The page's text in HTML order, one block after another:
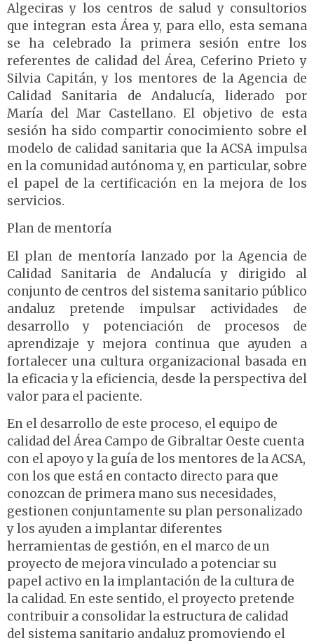
Algeciras y los centros de salud y consultorios
que integran esta Área y, para ello, esta semana
se ha celebrado la primera sesión entre los
referentes de calidad del Área, Ceferino Prieto y
Silvia Capitán, y los mentores de la Agencia de
Calidad Sanitaria de Andalucía, liderado por
María del Mar Castellano. El objetivo de esta
sesión ha sido compartir conocimiento sobre el
modelo de calidad sanitaria que la ACSA impulsa
en la comunidad autónoma y, en particular, sobre
el papel de la certificación en la mejora de los
servicios.
Plan de mentoría
El plan de mentoría lanzado por la Agencia de
Calidad Sanitaria de Andalucía y dirigido al
conjunto de centros del sistema sanitario público
andaluz pretende impulsar actividades de
desarrollo y potenciación de procesos de
aprendizaje y mejora continua que ayuden a
fortalecer una cultura organizacional basada en
la eficacia y la eficiencia, desde la perspectiva del
valor para el paciente.
En el desarrollo de este proceso, el equipo de
calidad del Área Campo de Gibraltar Oeste cuenta
con el apoyo y la guía de los mentores de la ACSA,
con los que está en contacto directo para que
conozcan de primera mano sus necesidades,
gestionen conjuntamente su plan personalizado
y los ayuden a implantar diferentes
herramientas de gestión, en el marco de un
proyecto de mejora vinculado a potenciar su
papel activo en la implantación de la cultura de
la calidad. En este sentido, el proyecto pretende
contribuir a consolidar la estructura de calidad
del sistema sanitario andaluz promoviendo el